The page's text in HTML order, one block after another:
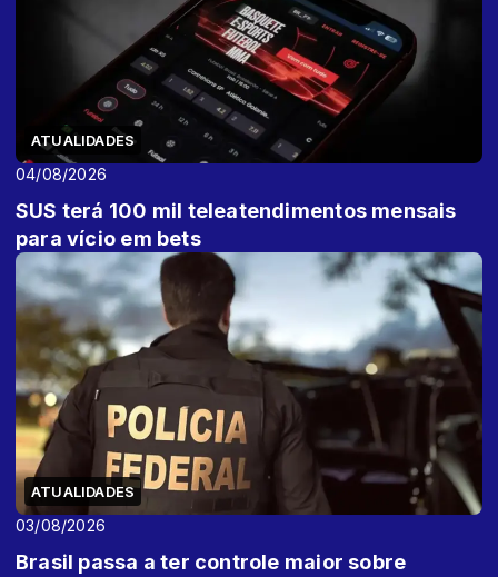
ATUALIDADES
04/08/2026
SUS terá 100 mil teleatendimentos mensais
para vício em bets
ATUALIDADES
03/08/2026
Brasil passa a ter controle maior sobre